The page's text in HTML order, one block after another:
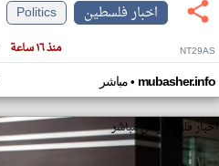
اخبار فلسطين
Politics
منذ ١٦ ساعة NT29AS
مباشر• mubasher.info
اخبار فلسطين من مباشر